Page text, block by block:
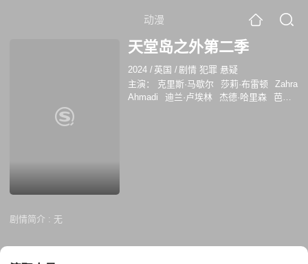
动漫
天堂岛之外第二季
2024 / 英国 /剧情 犯罪 悬疑
主演：
克里斯·马歇尔 莎莉·布雷顿
Zahra
Ahmadi
迪兰·卢埃林 杰德·哈里森
芭芭
剧情简介 : 无